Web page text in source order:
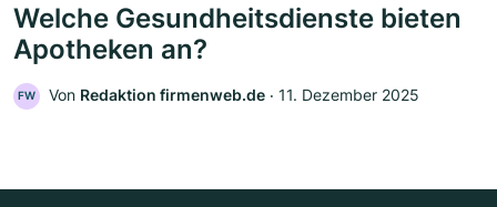
Welche Gesundheitsdienste bieten
Apotheken an?
FW Von Redaktion firmenweb.de ‧ 11. Dezember 2025